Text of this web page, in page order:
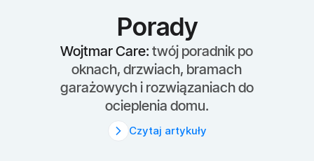
Porady
Wojtmar Care:twój poradnik po
oknach, drzwiach, bramach
garażowych i rozwiązaniach do
ocieplenia domu.
Czytaj artykuły